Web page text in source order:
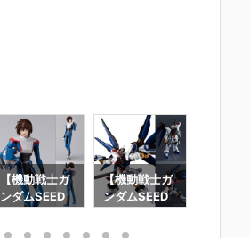
【機動戦士ガ
ンダムSEED
S.H.フィギュ
【機動戦士ガ
ンダムSEED
UNDAM UNI